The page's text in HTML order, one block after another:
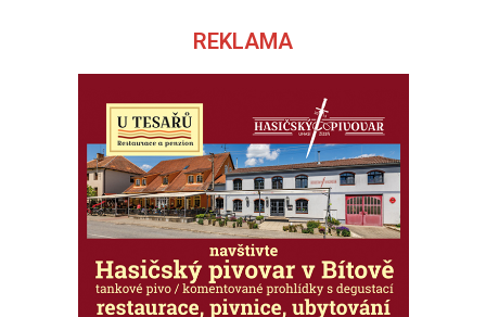
REKLAMA